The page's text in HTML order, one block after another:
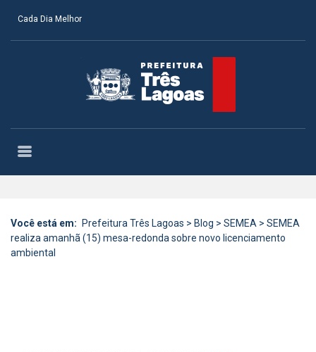
Cada Dia Melhor
Você está em: Prefeitura Três Lagoas > Blog > SEMEA > SEMEA
realiza amanhã (15) mesa-redonda sobre novo licenciamento
ambiental